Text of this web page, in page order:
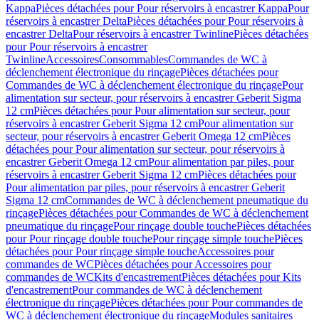
KappaPièces détachées pour Pour réservoirs à encastrer KappaPour
réservoirs à encastrer DeltaPièces détachées pour Pour réservoirs à
encastrer DeltaPour réservoirs à encastrer TwinlinePièces détachées
pour Pour réservoirs à encastrer
TwinlineAccessoiresConsommablesCommandes de WC à
déclenchement électronique du rinçagePièces détachées pour
Commandes de WC à déclenchement électronique du rinçagePour
alimentation sur secteur, pour réservoirs à encastrer Geberit Sigma
12 cmPièces détachées pour Pour alimentation sur secteur, pour
réservoirs à encastrer Geberit Sigma 12 cmPour alimentation sur
secteur, pour réservoirs à encastrer Geberit Omega 12 cmPièces
détachées pour Pour alimentation sur secteur, pour réservoirs à
encastrer Geberit Omega 12 cmPour alimentation par piles, pour
réservoirs à encastrer Geberit Sigma 12 cmPièces détachées pour
Pour alimentation par piles, pour réservoirs à encastrer Geberit
Sigma 12 cmCommandes de WC à déclenchement pneumatique du
rinçagePièces détachées pour Commandes de WC à déclenchement
pneumatique du rinçagePour rinçage double touchePièces détachées
pour Pour rinçage double touchePour rinçage simple touchePièces
détachées pour Pour rinçage simple toucheAccessoires pour
commandes de WCPièces détachées pour Accessoires pour
commandes de WCKits d'encastrementPièces détachées pour Kits
d'encastrementPour commandes de WC à déclenchement
électronique du rinçagePièces détachées pour Pour commandes de
WC à déclenchement électronique du rinçageModules sanitaires